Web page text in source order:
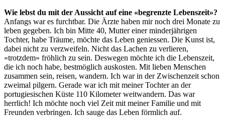
Wie lebst du mit der Aussicht auf eine «begrenzte Lebenszeit»?
Anfangs war es furchtbar. Die Ärzte haben mir noch drei Monate zu
leben gegeben. Ich bin Mitte 40, Mutter einer minderjährigen
Tochter, habe Träume, möchte das Leben geniessen. Die Kunst ist,
dabei nicht zu verzweifeln. Nicht das Lachen zu verlieren,
«trotzdem» fröhlich zu sein. Deswegen möchte ich die Lebenszeit,
die ich noch habe, bestmöglich auskosten. Mit lieben Menschen
zusammen sein, reisen, wandern. Ich war in der Zwischenzeit schon
zweimal pilgern. Gerade war ich mit meiner Tochter an der
portugiesischen Küste 110 Kilometer weitwandern. Das war
herrlich! Ich möchte noch viel Zeit mit meiner Familie und mit
Freunden verbringen. Ich sauge das Leben förmlich auf.